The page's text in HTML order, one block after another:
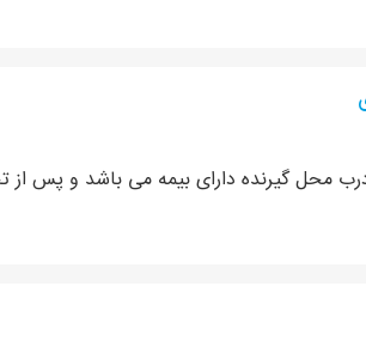
محل گیرنده دارای بیمه می باشد و پس